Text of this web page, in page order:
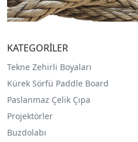
KATEGORİLER
Tekne Zehirli Boyaları
Kürek Sörfü Paddle Board
Paslanmaz Çelik Çıpa
Projektörler
Buzdolabı